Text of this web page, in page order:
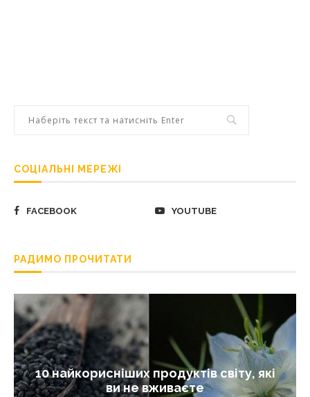
СОЦІАЛЬНІ МЕРЕЖІ
FACEBOOK YOUTUBE
РАДИМО ПРОЧИТАТИ
10 найкорисніших продуктів світу, які
ви не вживаєте